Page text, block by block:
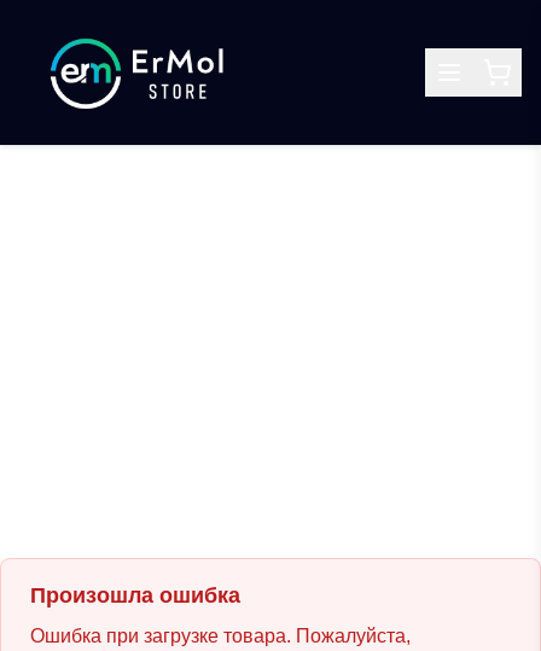
Произошла ошибка
Ошибка при загрузке товара. Пожалуйста,